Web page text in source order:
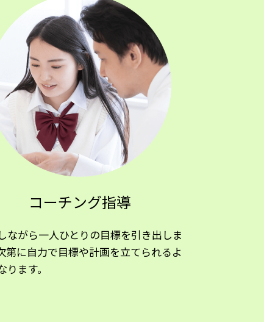
コーチング指導
ながら一人ひとりの目標を引き出しま
第に自力で目標や計画を立てられるよ
ります。